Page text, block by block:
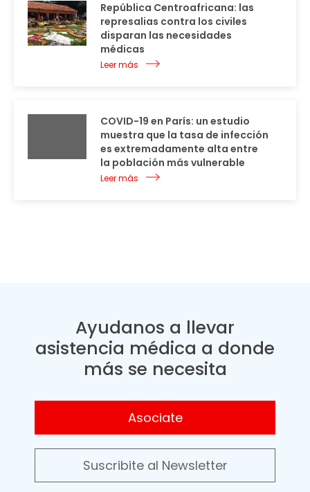
República Centroafricana: las
represalias contra los civiles
disparan las necesidades
médicas
Leer más
COVID-19 en París: un estudio
muestra que la tasa de infección
es extremadamente alta entre
la población más vulnerable
Leer más
Ayudanos a llevar
asistencia médica a donde
más se necesita
Asociate
Suscribite al Newsletter